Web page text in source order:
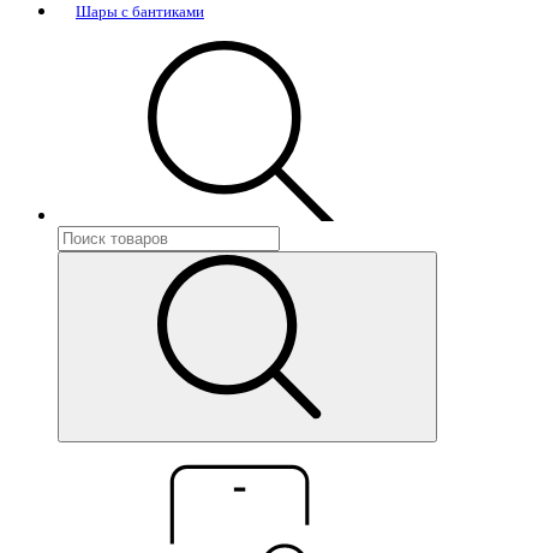
Шары с бантиками